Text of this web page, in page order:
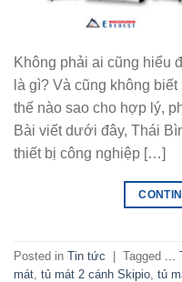
Không phải ai cũng hiểu
là gì? Và cũng không
thế nào sao cho hợp lý,
Bài viết dưới đây, Thái
thiết bị công nghiệp […]
Posted in Tin tức Tagged
mát tủ mát 2 cánh Skipio tủ